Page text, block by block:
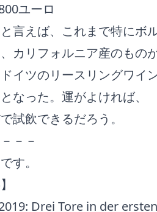
ユーロ
言えば、これまで特にボ
カリフォルニア産のもの
イツのリースリングワイ
なった。運がよければ、
試飲できるだろう。
－－
す。
Drei Tore in der ersten